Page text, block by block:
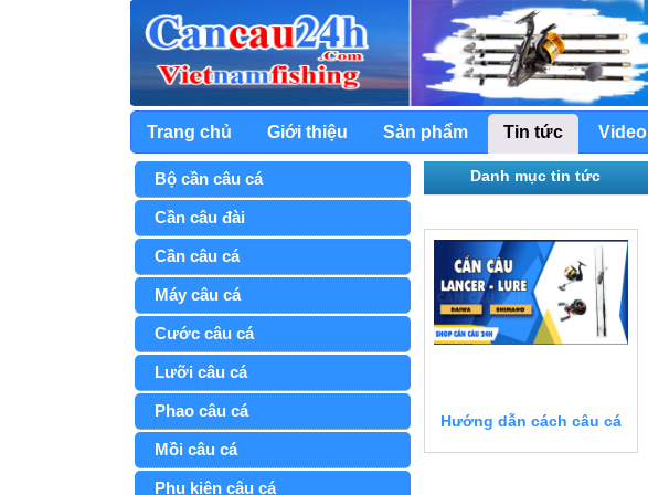
Trang chủ Giới thiệu Sản phẩm Tin tức Video
Bộ cần câu cá
Cần câu đài
Cần câu cá
Máy câu cá
Cước câu cá
Lưỡi câu cá
Phao câu cá
Mồi câu cá
Phụ kiện câu cá
Danh mục tin tức
Hướng dẫn cách câu cá